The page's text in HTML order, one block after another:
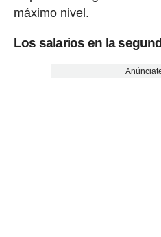
máximo nivel.
Los salarios en la